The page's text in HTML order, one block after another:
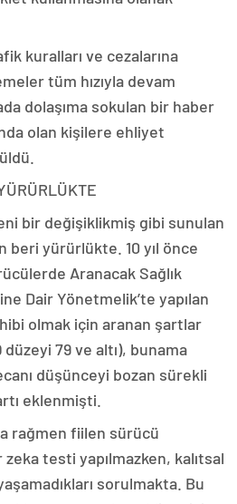
kuralları ve cezalarına
tüm hızıyla devam
dolaşıma sokulan bir haber
olan kişilere ehliyet
bir değişiklikmiş gibi sunulan
beri yürürlükte. 10 yıl önce
Aranacak Sağlık
Dair Yönetmelik’te yapılan
olmak için aranan şartlar
düzeyi 79 ve altı), bunama
düşünceyi bozan sürekli
eklenmişti.
rağmen fiilen sürücü
testi yapılmazken, kalıtsal
sorulmakta. Bu